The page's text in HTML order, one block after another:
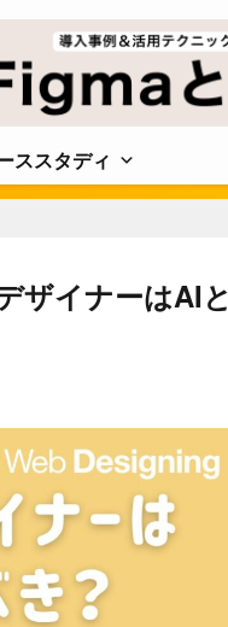
ススタディ
ザイナーはAIと